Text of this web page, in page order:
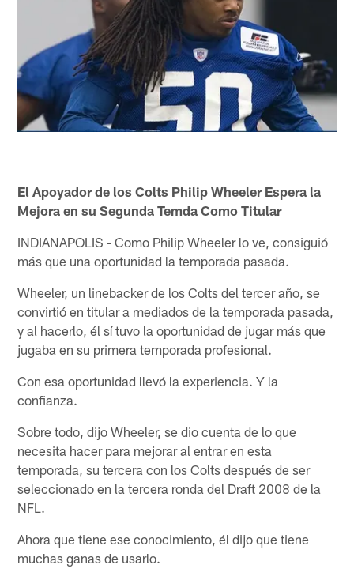
El Apoyador de los Colts Philip Wheeler Espera la
Mejora en su Segunda Temda Como Titular
INDIANAPOLIS - Como Philip Wheeler lo ve, consiguió
más que una oportunidad la temporada pasada.
Wheeler, un linebacker de los Colts del tercer año, se
convirtió en titular a mediados de la temporada pasada,
y al hacerlo, él sí tuvo la oportunidad de jugar más que
jugaba en su primera temporada profesional.
Con esa oportunidad llevó la experiencia. Y la
confianza.
Sobre todo, dijo Wheeler, se dio cuenta de lo que
necesita hacer para mejorar al entrar en esta
temporada, su tercera con los Colts después de ser
seleccionado en la tercera ronda del Draft 2008 de la
NFL.
Ahora que tiene ese conocimiento, él dijo que tiene
muchas ganas de usarlo.